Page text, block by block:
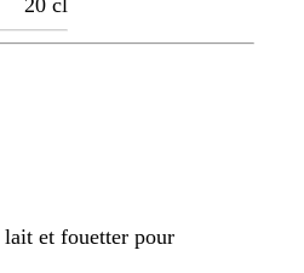
20 cl
lait et fouetter pour